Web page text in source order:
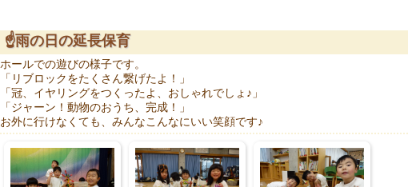
☝雨の日の延長保育
ホールでの遊びの様子です。
「リブロックをたくさん繋げたよ！」
「冠、イヤリングをつくったよ、おしゃれでしょ♪」
「ジャーン！動物のおうち、完成！」
お外に行けなくても、みんなこんなにいい笑顔です♪